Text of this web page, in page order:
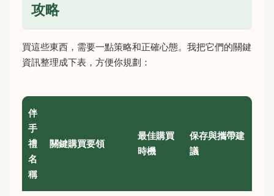
攻略
買這些東西，需要一點策略和正確心態。我把它們的關鍵
資訊整理成下表，方便你規劃：
伴
手
禮
名
稱
關鍵購買要領
最佳購買
時機
保存與攜帶建
議